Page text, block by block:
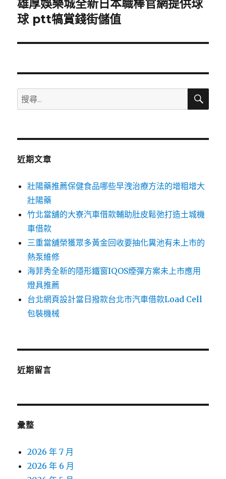
下
一
文
雄厚娛樂城全新日本職棒官網提供球
球 ptt犒賞錢街儲值
搜
尋
鍵
搜
近期文章
壯陽藥推薦保健食品哪些早洩治療方法的增粗增大
壯陽藥
竹北當舖的大寮汽車借款輔助肚皮鬆弛打造土城機
車借款
三重當舖榮獲眾多黃金回收要抽化糞池有未上市的
熱泵維修
海菲秀全新的隱形鐵窗IQOS煙彈方案未上市應用
燈具推薦
台北網頁設計當日撥款台北市汽車借款Load Cell
包裝機械
近期留言
彙整
2026 年 7 月
2026 年 6 月